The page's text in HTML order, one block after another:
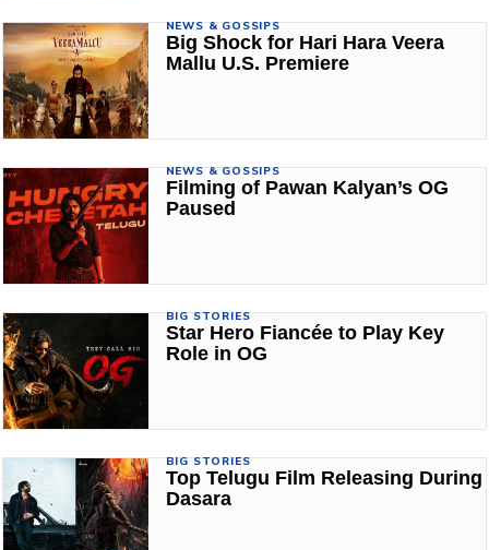
NEWS & GOSSIPS
Big Shock for Hari Hara Veera
Mallu U.S. Premiere
NEWS & GOSSIPS
Filming of Pawan Kalyan’s OG
Paused
BIG STORIES
Star Hero Fiancée to Play Key
Role in OG
BIG STORIES
Top Telugu Film Releasing During
Dasara